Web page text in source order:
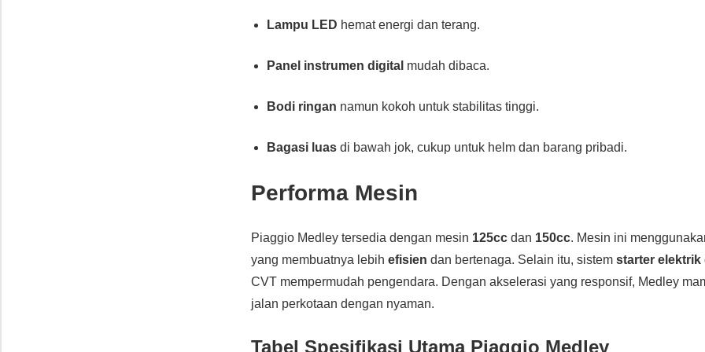
Lampu LED hemat energi dan terang.
Panel instrumen digital mudah dibaca.
Bodi ringan namun kokoh untuk stabilitas tinggi.
Bagasi luas di bawah jok, cukup untuk helm dan barang pribadi.
Performa Mesin
Piaggio Medley tersedia dengan mesin 125cc dan 150cc. Mesin ini
yang membuatnya lebihefisien dan bertenaga. Selain itu, sistemstarter elektrik
CVT mempermudah pengendara. Dengan akselerasi yang responsif, Medley
jalan perkotaan dengan nyaman.
Tabel Spesifikasi Utama Piaggio Medley